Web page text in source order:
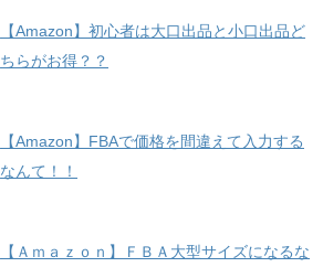
【Amazon】初心者は大口出品と小口出品ど
ちらがお得？？
【Amazon】FBAで価格を間違えて入力する
なんて！！
【Ａｍａｚｏｎ】ＦＢＡ大型サイズになるな